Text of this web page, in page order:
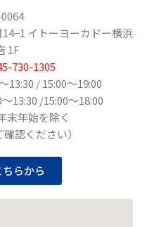
イトーヨーカドー横浜
1F
730-1305
13:30 / 15:00～19:00
13:30 /15:00〜18:00
末年始を除く
認ください）
らから